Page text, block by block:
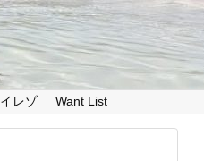
レゾ Want List